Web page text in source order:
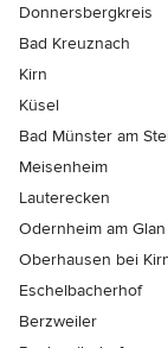
Donnersbergkreis
Bad Kreuznach
Kirn
Küsel
Bad Münster am
Meisenheim
Lauterecken
Odernheim am Glan
Oberhausen bei
Eschelbacherhof
Berzweiler